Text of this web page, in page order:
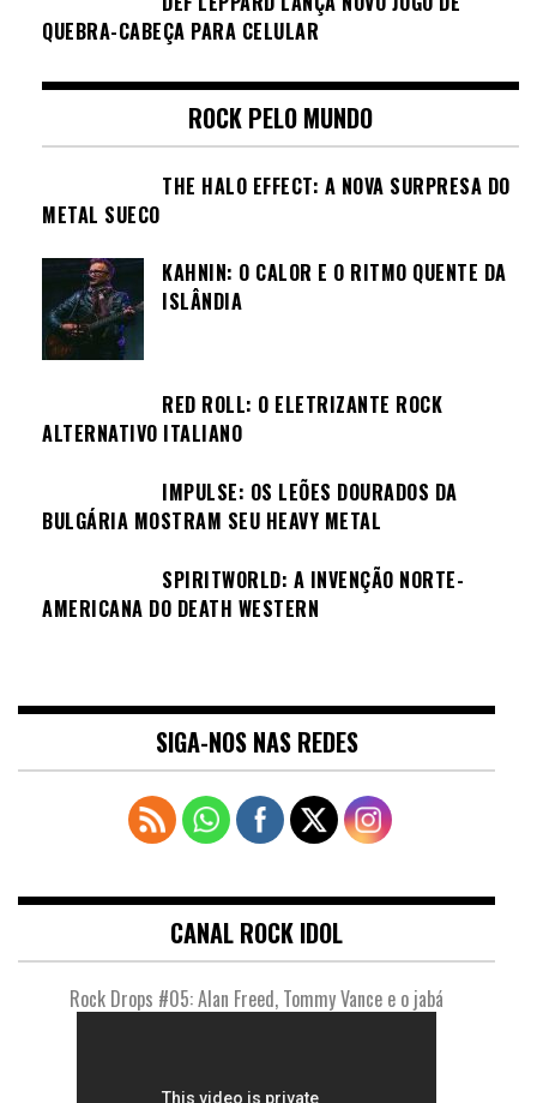
QUEBRA-CABEÇA PARA CELULAR
ROCK PELO MUNDO
THE HALO EFFECT: A NOVA SURPRESA DO
METAL SUECO
KAHNIN: O CALOR E O RITMO QUENTE DA
ISLÂNDIA
RED ROLL: O ELETRIZANTE ROCK
ALTERNATIVO ITALIANO
IMPULSE: OS LEÕES DOURADOS DA
BULGÁRIA MOSTRAM SEU HEAVY METAL
SPIRITWORLD: A INVENÇÃO NORTE-
AMERICANA DO DEATH WESTERN
SIGA-NOS NAS REDES
CANAL ROCK IDOL
Rock Drops #05: Alan Freed, Tommy Vance e o jabá